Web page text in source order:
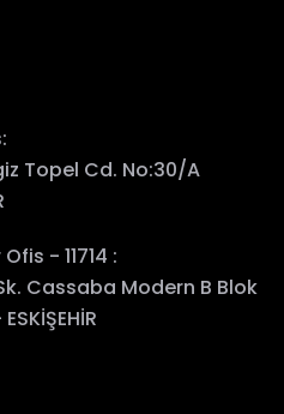
Topel Cd. No:30/A
- 11714 :
Cassaba Modern B Blok